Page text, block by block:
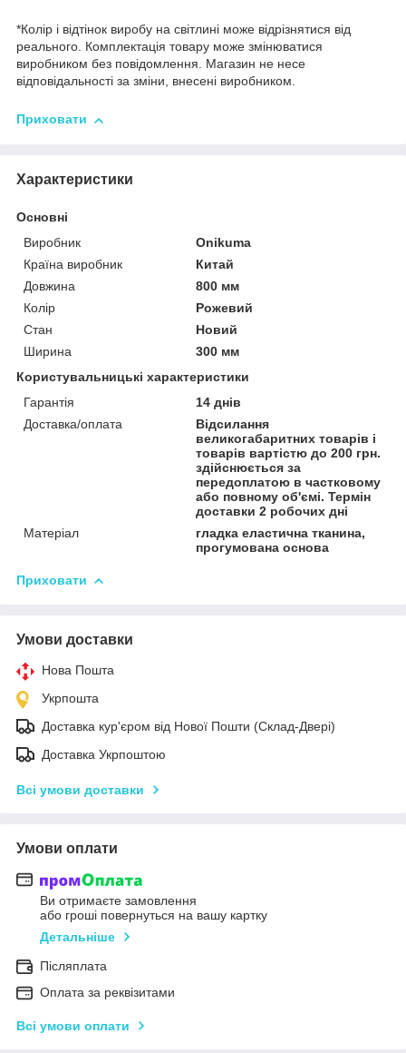
*Колір і відтінок виробу на світлині може відрізнятися від
реального. Комплектація товару може змінюватися
виробником без повідомлення. Магазин не несе
відповідальності за зміни, внесені виробником.
Приховати
Характеристики
Основні
Виробник
Onikuma
Країна виробник
Китай
Довжина
800 мм
Колір
Рожевий
Стан
Новий
Ширина
300 мм
Користувальницькі характеристики
Гарантія
14 днів
Доставка/оплата
Відсилання
великогабаритних товарів і
товарів вартістю до 200 грн.
здійснюється за
передоплатою в частковому
або повному об'ємі. Термін
доставки 2 робочих дні
Матеріал
гладка еластична тканина,
прогумована основа
Приховати
Умови доставки
Нова Пошта
Укрпошта
Доставка кур'єром від Нової Пошти (Склад-Двері)
Доставка Укрпоштою
Всі умови доставки
Умови оплати
Ви отримаєте замовлення
або гроші повернуться на вашу картку
Детальніше
Післяплата
Оплата за реквізитами
Всі умови оплати